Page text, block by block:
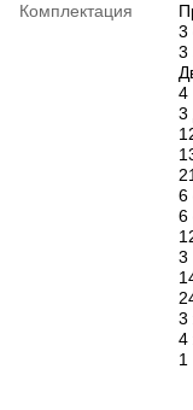
Комплектация
3
3
4
3
6
6
3
3
4
1